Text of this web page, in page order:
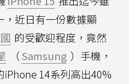
近日有一份數據顯
的受歡迎程度，竟然
（Samsung ）手機，
14系列高出40%